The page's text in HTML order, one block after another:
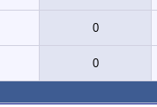
0
0